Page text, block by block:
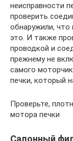
неисправности
проверить
обнаружили, что
это. И также
проводкой и
прежнему не
самого
печки, который
Проверьте,
мотора печки
Салонный